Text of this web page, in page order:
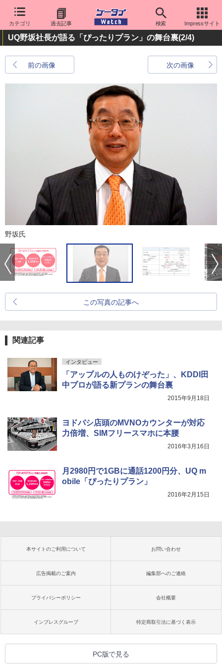
カテゴリ 過去記事 検索 Impressサイト
UQ野坂社長が語る「ぴったりプラン」の舞台裏(2/4)
前の画像 次の画像
野坂氏
この写真の記事へ
関連記事
インタビュー
「アップルの人ものけぞった」、KDDI田
中プロが語る新プランの舞台裏
2015年9月18日
ヨドバシ店頭のMVNOカウンターが対応
力倍増、SIMフリースマホに本腰
2016年3月16日
月2980円で1GBに通話1200円分、UQ m
obile「ぴったりプラン」
2016年2月15日
本サイトのご利用について お問い合わせ
広告掲載のご案内 編集部へのご連絡
プライバシーポリシー 会社概要
インプレスグループ 特定商取引法に基づく表示
PC版で見る